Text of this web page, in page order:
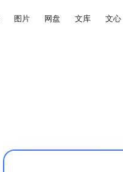
图片 网盘 文库 文心